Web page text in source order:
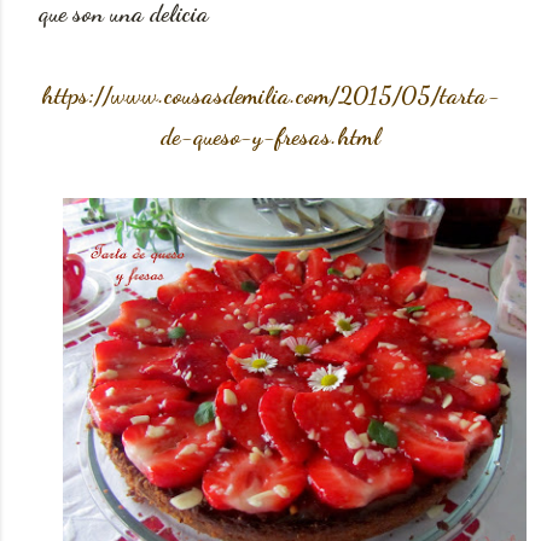
que son una delicia
https://www.cousasdemilia.com/2015/05/tarta-
de-queso-y-fresas.html